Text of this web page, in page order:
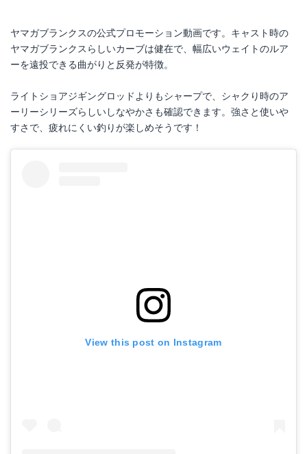
ヤマガブランクスの公式プロモーション動画です。キャスト時の
ヤマガブランクスらしいカーブは健在で、幅広いウェイトのルア
ーを遠投できる曲がりと反発が特徴。
ライトショアジギングロッドよりもシャープで、シャクり時のア
ーリーシリーズらしいしなやかさも確認できます。強さと使いや
すさで、疲れにくい釣りが楽しめそうです！
View this post on Instagram